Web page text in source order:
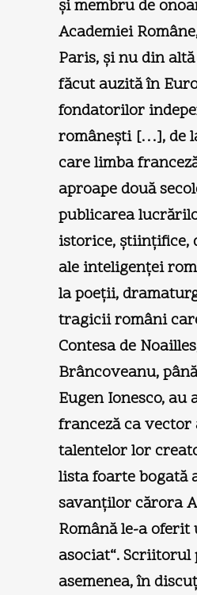
şi membru de
Academiei
Paris, şi nu din
făcut auzită în
fondatorilor
româneşti […], de
care limba
aproape două
publicarea
istorice, ştiinţifice,
ale inteligenţei
la poeţii,
tragicii români
Contesa de
Brâncoveanu,
Eugen Ionesco, au
franceză ca
talentelor lor
lista foarte bogată
savanţilor cărora
Română le-a
asociat“. Scriitorul
asemenea, în